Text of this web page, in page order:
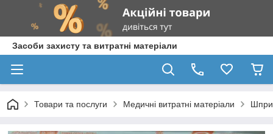
Засоби захисту та витратні матеріали
Товари та послуги Медичні витратні матеріали